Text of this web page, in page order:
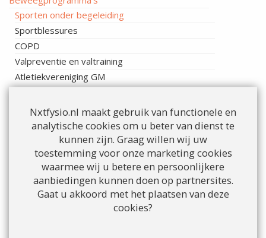
Nxtfysio.nl maakt gebruik van functionele en
analytische cookies om u beter van dienst te
kunnen zijn. Graag willen wij uw
toestemming voor onze marketing cookies
waarmee wij u betere en persoonlijkere
aanbiedingen kunnen doen op partnersites.
Gaat u akkoord met het plaatsen van deze
cookies?
Sporten onder begeleiding
Sportblessures
COPD
Valpreventie en valtraining
Atletiekvereniging GM
Deep Oscillation
Duizeligheidsklachten (o.a.BPPD)
Echografie & shockwave therapie
EPTE (Percutane Elektrolyse Therapie)
Geriatrie / Fysiotherapie voor ouderen
GLI - Gecombineerde Leefstijl Interventie